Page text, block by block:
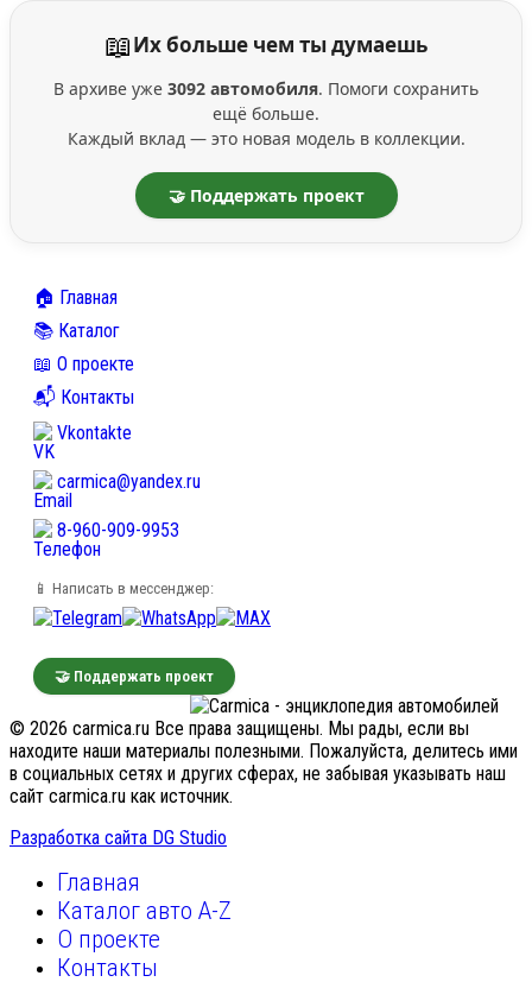
📖Их больше чем ты думаешь
В архиве уже 3092 автомобиля. Помоги сохранить
ещё больше.
Каждый вклад — это новая модель в коллекции.
🤝 Поддержать проект
🏠 Главная
📚 Каталог
📖 О проекте
📬 Контакты
Vkontakte
carmica@yandex.ru
8-960-909-9953
📱 Написать в мессенджер:
🤝 Поддержать проект
© 2026 carmica.ru Все права защищены. Мы рады, если вы
находите наши материалы полезными. Пожалуйста, делитесь ими
в социальных сетях и других сферах, не забывая указывать наш
сайт carmica.ru как источник.
Разработка сайта DG Studio
Главная
Каталог авто A-Z
О проекте
Контакты